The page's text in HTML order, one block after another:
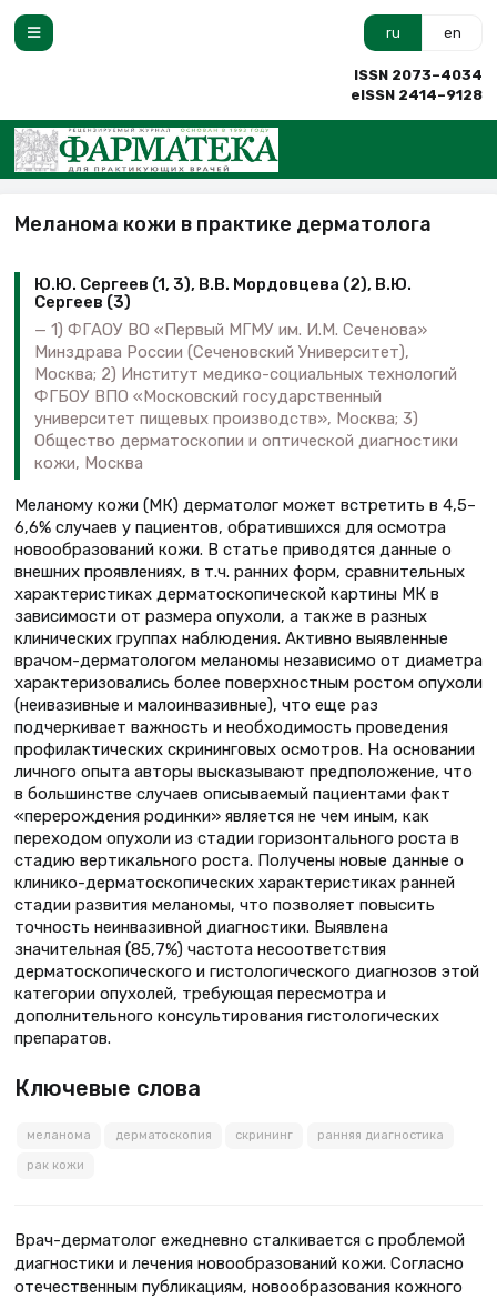
ru en
ISSN 2073–4034
eISSN 2414–9128
Меланома кожи в практике дерматолога
Ю.Ю. Сергеев (1, 3), В.В. Мордовцева (2), В.Ю.
Сергеев (3)
1) ФГАОУ ВО «Первый МГМУ им. И.М. Сеченова»
Минздрава России (Сеченовский Университет),
Москва; 2) Институт медико-социальных технологий
ФГБОУ ВПО «Московский государственный
университет пищевых производств», Москва; 3)
Общество дерматоскопии и оптической диагностики
кожи, Москва
Меланому кожи (МК) дерматолог может встретить в 4,5–
6,6% случаев у пациентов, обратившихся для осмотра
новообразований кожи. В статье приводятся данные о
внешних проявлениях, в т.ч. ранних форм, сравнительных
характеристиках дерматоскопической картины МК в
зависимости от размера опухоли, а также в разных
клинических группах наблюдения. Активно выявленные
врачом-дерматологом меланомы независимо от диаметра
характеризовались более поверхностным ростом опухоли
(неивазивные и малоинвазивные), что еще раз
подчеркивает важность и необходимость проведения
профилактических скрининговых осмотров. На основании
личного опыта авторы высказывают предположение, что
в большинстве случаев описываемый пациентами факт
«перерождения родинки» является не чем иным, как
переходом опухоли из стадии горизонтального роста в
стадию вертикального роста. Получены новые данные о
клинико-дерматоскопических характеристиках ранней
стадии развития меланомы, что позволяет повысить
точность неинвазивной диагностики. Выявлена
значительная (85,7%) частота несоответствия
дерматоскопического и гистологического диагнозов этой
категории опухолей, требующая пересмотра и
дополнительного консультирования гистологических
препаратов.
Ключевые слова
меланома дерматоскопия скрининг ранняя диагностика
рак кожи
Врач-дерматолог ежедневно сталкивается с проблемой
диагностики и лечения новообразований кожи. Согласно
отечественным публикациям, новообразования кожного